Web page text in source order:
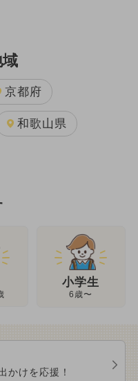
京都府
和歌山県
小学生
6歳〜
かけを応援！